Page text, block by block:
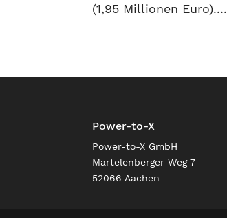
(1,95 Millionen Euro)....
Power-to-X
Power-to-X GmbH
Martelenberger Weg 7
52066 Aachen